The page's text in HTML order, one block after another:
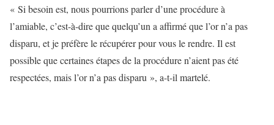
« Si besoin est, nous pourrions parler d’une procédure à
l’amiable, c’est-à-dire que quelqu’un a affirmé que l’or n’a pas
disparu, et je préfère le récupérer pour vous le rendre. Il est
possible que certaines étapes de la procédure n’aient pas été
respectées, mais l’or n’a pas disparu », a-t-il martelé.